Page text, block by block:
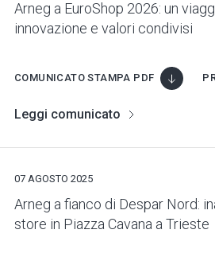
Arneg a EuroShop 2026: un
innovazione e valori condivisi
COMUNICATO STAMPA PDF
Leggi comunicato
07 AGOSTO 2025
Arneg a fianco di Despar Nord:
store in Piazza Cavana a Trieste